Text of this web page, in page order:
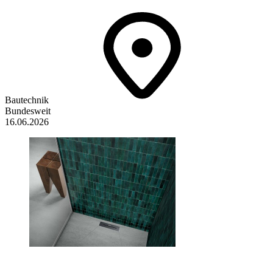
Bautechnik
Bundesweit
16.06.2026